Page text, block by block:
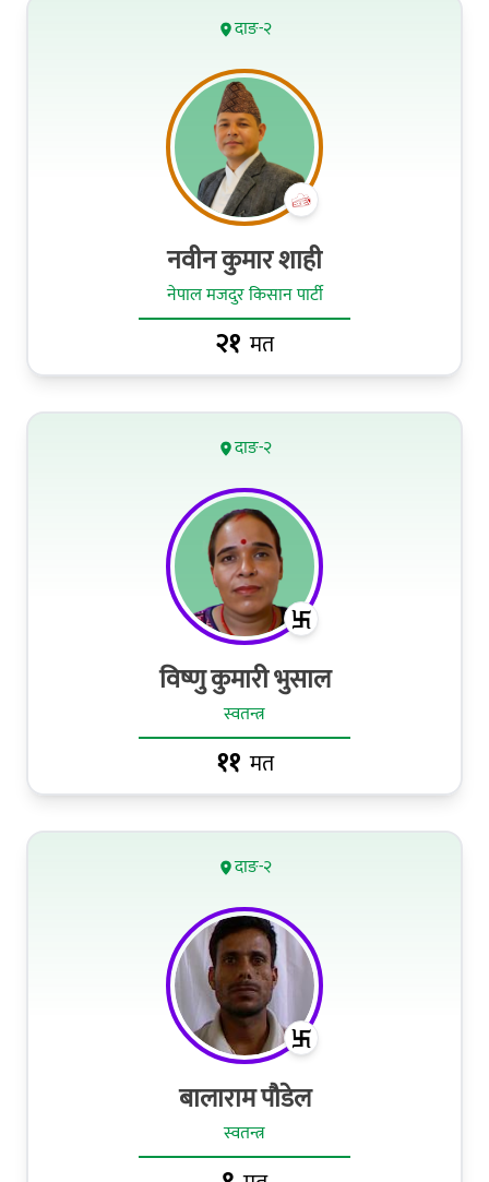
दाङ-२
नवीन कुमार शाही
नेपाल मजदुर किसान पार्टी
२१ मत
दाङ-२
विष्णु कुमारी भुसाल
स्वतन्त्र
११ मत
दाङ-२
बालाराम पौडेल
स्वतन्त्र